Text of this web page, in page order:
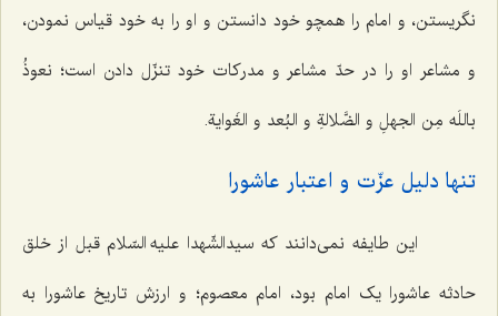
نگریستن، و امام را همچو خود دانستن و او را به خود قیاس نمودن،
و مشاعر او را در حدّ مشاعر و مدرکات خود تنزّل دادن است؛ نعوذُ
باللَه مِن الجهلِ و الضَّلالةِ و البُعد و الغَوایة.
تنها دلیل عزّت و اعتبار عاشورا
این طایفه نمی‌دانند که سیدالشّهدا علیه السّلام قبل از خلق
حادثه عاشورا یک امام بود، امام معصوم؛ و ارزش تاریخ عاشورا به